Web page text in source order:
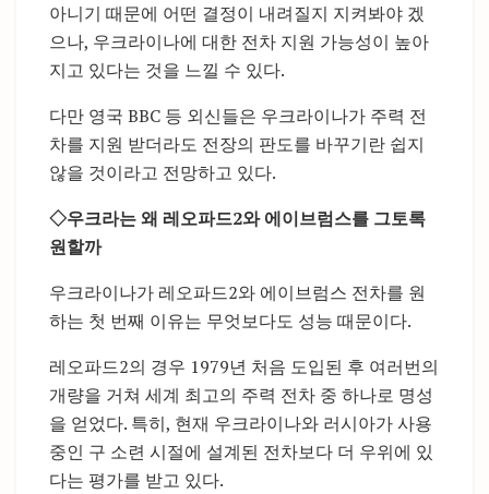
아니기 때문에 어떤 결정이 내려질지 지켜봐야 겠
으나, 우크라이나에 대한 전차 지원 가능성이 높아
지고 있다는 것을 느낄 수 있다.
다만 영국 BBC 등 외신들은 우크라이나가 주력 전
차를 지원 받더라도 전장의 판도를 바꾸기란 쉽지
않을 것이라고 전망하고 있다.
◇우크라는 왜 레오파드2와 에이브럼스를 그토록
원할까
우크라이나가 레오파드2와 에이브럼스 전차를 원
하는 첫 번째 이유는 무엇보다도 성능 때문이다.
레오파드2의 경우 1979년 처음 도입된 후 여러번의
개량을 거쳐 세계 최고의 주력 전차 중 하나로 명성
을 얻었다. 특히, 현재 우크라이나와 러시아가 사용
중인 구 소련 시절에 설계된 전차보다 더 우위에 있
다는 평가를 받고 있다.